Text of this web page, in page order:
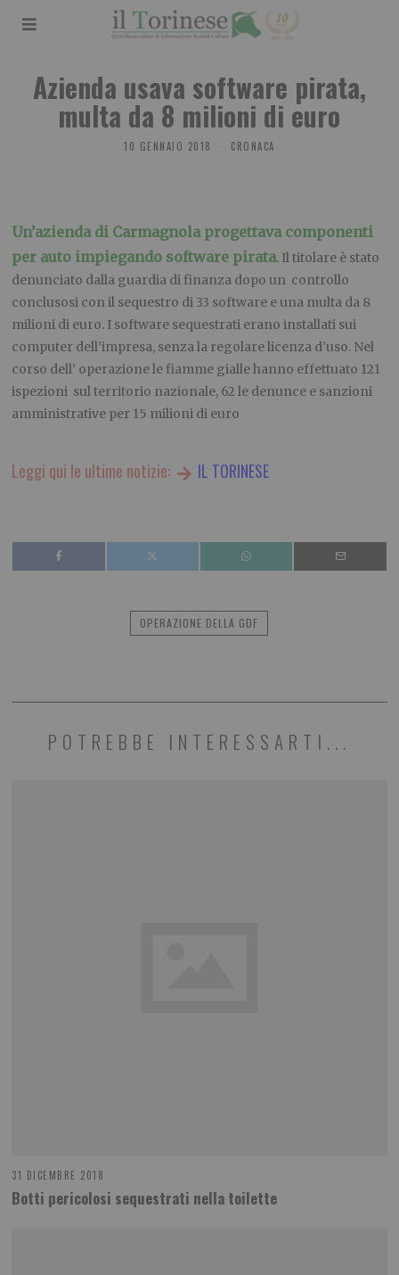
Azienda usava software pirata,
multa da 8 milioni di euro
10 GENNAIO 2018 CRONACA
Un’azienda di Carmagnola progettava componenti
per auto impiegando software pirata. Il titolare è stato
denunciato dalla guardia di finanza dopo un controllo
conclusosi con il sequestro di 33 software e una multa da 8
milioni di euro. I software sequestrati erano installati sui
computer dell’impresa, senza la regolare licenza d’uso. Nel
corso dell’ operazione le fiamme gialle hanno effettuato 121
ispezioni sul territorio nazionale, 62 le denunce e sanzioni
amministrative per 15 milioni di euro
Leggi qui le ultime notizie: IL TORINESE
OPERAZIONE DELLA GDF
POTREBBE INTERESSARTI...
31 DICEMBRE 2018
Botti pericolosi sequestrati nella toilette